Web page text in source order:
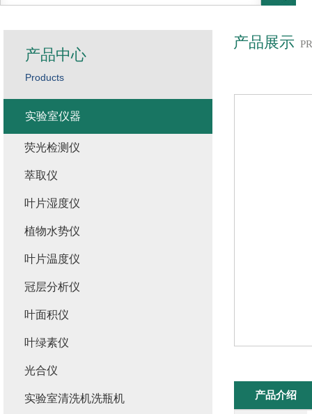
产品展示
产品介绍
产品中心
Products
实验室仪器
荧光检测仪
萃取仪
叶片湿度仪
植物水势仪
叶片温度仪
冠层分析仪
叶面积仪
叶绿素仪
光合仪
实验室清洗机洗瓶机